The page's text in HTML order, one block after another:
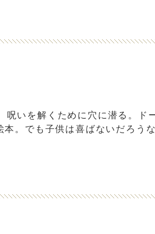
いを解くために穴に潜る。ド
。でも子供は喜ばないだろうな